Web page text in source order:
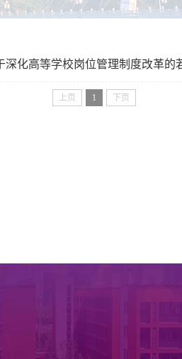
化高等学校岗位管理制度改革的
上页 1 下页